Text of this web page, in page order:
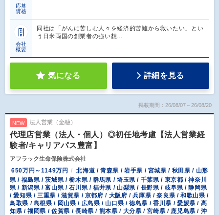
応募
資格
会社
概要
同社は「がんに苦しむ人々を経済的苦難から救いたい」とい
う日米両国の創業者の強い想…
気になる 詳細を見る
掲載期間：26/08/07～26/08/20
NEW 法人営業（金融）
代理店営業（法人・個人）◎初任地考慮【法人営業経
験者/キャリアパス豊富】
アフラック生命保険株式会社
650万円～1149万円
北海道 / 青森県 / 岩手県 / 宮城県 / 秋田県 / 山形
県 / 福島県 / 茨城県 / 栃木県 / 群馬県 / 埼玉県 / 千葉県 / 東京都 / 神奈川
県 / 新潟県 / 富山県 / 石川県 / 福井県 / 山梨県 / 長野県 / 岐阜県 / 静岡県
/ 愛知県 / 三重県 / 滋賀県 / 京都府 / 大阪府 / 兵庫県 / 奈良県 / 和歌山県 /
鳥取県 / 島根県 / 岡山県 / 広島県 / 山口県 / 徳島県 / 香川県 / 愛媛県 / 高
知県 / 福岡県 / 佐賀県 / 長崎県 / 熊本県 / 大分県 / 宮崎県 / 鹿児島県 / 沖